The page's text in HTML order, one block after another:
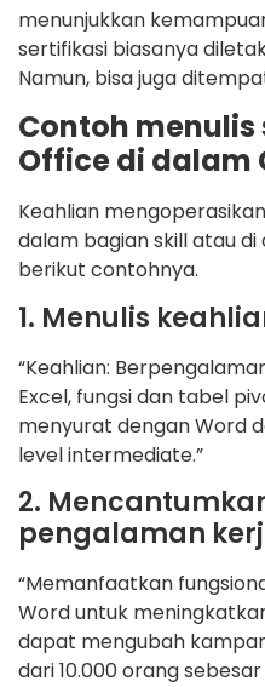
menunjukkan
sertifikasi biasanya
Namun, bisa juga
Contoh
Office di dalam
Keahlian
dalam bagian skill atau
berikut contohnya.
1. Menulis
“Keahlian:
Excel, fungsi dan tabel
menyurat dengan Word
level intermediate.”
2.
pengalaman
“Memanfaatkan
Word untuk
dapat mengubah
dari 10.000 orang sebesar